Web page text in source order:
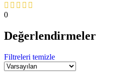
0
Değerlendirmeler
Filtreleri temizle